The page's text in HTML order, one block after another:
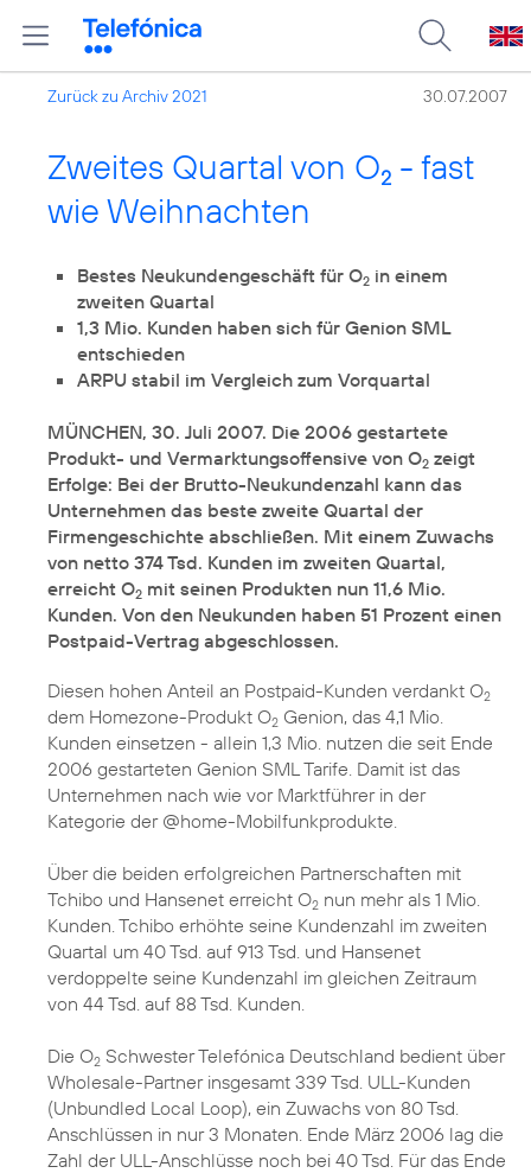
Zurück zu Archiv 2021 30.07.2007
Zweites Quartal von O2 - fast
wie Weihnachten
Bestes Neukundengeschäft für O2 in einem
1,3 Mio. Kunden haben sich für Genion SML
MÜNCHEN, 30. Juli 2007. Die 2006 gestartete
Produkt- und Vermarktungsoffensive von O2 zeigt
Erfolge: Bei der Brutto-Neukundenzahl kann das
Unternehmen das beste zweite Quartal der
Firmengeschichte abschließen. Mit einem Zuwachs
von netto 374 Tsd. Kunden im zweiten Quartal,
erreicht O2 mit seinen Produkten nun 11,6 Mio.
Kunden. Von den Neukunden haben 51 Prozent einen
Postpaid-Vertrag abgeschlossen.
Diesen hohen Anteil an Postpaid-Kunden verdankt O2
dem Homezone-Produkt O2 Genion, das 4,1 Mio.
Kunden einsetzen - allein 1,3 Mio. nutzen die seit Ende
2006 gestarteten Genion SML Tarife. Damit ist das
Unternehmen nach wie vor Marktführer in der
Kategorie der @home-Mobilfunkprodukte.
Über die beiden erfolgreichen Partnerschaften mit
Tchibo und Hansenet erreicht O2 nun mehr als 1 Mio.
Kunden. Tchibo erhöhte seine Kundenzahl im zweiten
Quartal um 40 Tsd. auf 913 Tsd. und Hansenet
verdoppelte seine Kundenzahl im gleichen Zeitraum
von 44 Tsd. auf 88 Tsd. Kunden.
Die O2 Schwester Telefónica Deutschland bedient über
Wholesale-Partner insgesamt 339 Tsd. ULL-Kunden
(Unbundled Local Loop), ein Zuwachs von 80 Tsd.
Anschlüssen in nur 3 Monaten. Ende März 2006 lag die
Zahl der ULL-Anschlüsse noch bei 40 Tsd. Für das Ende